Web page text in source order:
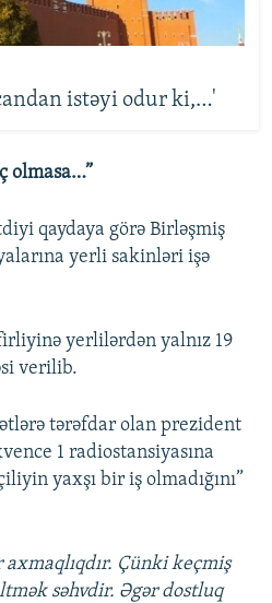
istəyi odur ki,…'
olmasa…”
qaydaya görə Birləşmiş
yerli sakinləri işə
yerlilərdən yalnız 19
verilib.
tərəfdar olan prezident
1 radiostansiyasına
yaxşı bir iş olmadığını”
Çünki keçmiş
səhvdir. Əgər dostluq